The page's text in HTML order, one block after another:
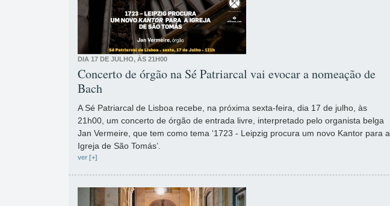
DIA 17 DE JULHO, ÀS 21H00
Concerto de órgão na Sé Patriarcal vai evocar a nomeação de
Bach
A Sé Patriarcal de Lisboa recebe, na próxima sexta-feira, dia 17 de julho, às
21h00, um concerto de órgão de entrada livre, interpretado pelo organista belga
Jan Vermeire, que tem como tema ‘1723 - Leipzig procura um novo Kantor para a
Igreja de São Tomás’.
ver [+]